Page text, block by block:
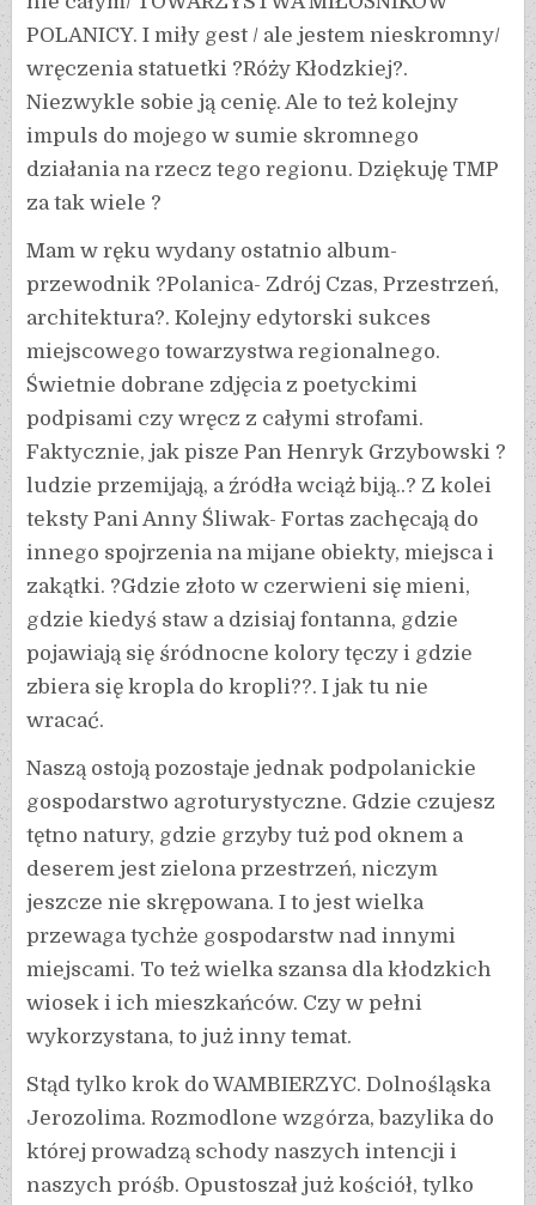
POLANICY. I miły gest / ale jestem nieskromny/
wręczenia statuetki ?Róży Kłodzkiej?.
Niezwykle sobie ją cenię. Ale to też kolejny
impuls do mojego w sumie skromnego
działania na rzecz tego regionu. Dziękuję TMP
za tak wiele ?
Mam w ręku wydany ostatnio album-
przewodnik ?Polanica- Zdrój Czas, Przestrzeń,
architektura?. Kolejny edytorski sukces
miejscowego towarzystwa regionalnego.
Świetnie dobrane zdjęcia z poetyckimi
podpisami czy wręcz z całymi strofami.
Faktycznie, jak pisze Pan Henryk Grzybowski ?
ludzie przemijają, a źródła wciąż biją..? Z kolei
teksty Pani Anny Śliwak- Fortas zachęcają do
innego spojrzenia na mijane obiekty, miejsca i
zakątki. ?Gdzie złoto w czerwieni się mieni,
gdzie kiedyś staw a dzisiaj fontanna, gdzie
pojawiają się śródnocne kolory tęczy i gdzie
zbiera się kropla do kropli??. I jak tu nie
wracać.
Naszą ostoją pozostaje jednak podpolanickie
gospodarstwo agroturystyczne. Gdzie czujesz
tętno natury, gdzie grzyby tuż pod oknem a
deserem jest zielona przestrzeń, niczym
jeszcze nie skrępowana. I to jest wielka
przewaga tychże gospodarstw nad innymi
miejscami. To też wielka szansa dla kłodzkich
wiosek i ich mieszkańców. Czy w pełni
wykorzystana, to już inny temat.
Stąd tylko krok do WAMBIERZYC. Dolnośląska
Jerozolima. Rozmodlone wzgórza, bazylika do
której prowadzą schody naszych intencji i
naszych próśb. Opustoszał już kościół, tylko